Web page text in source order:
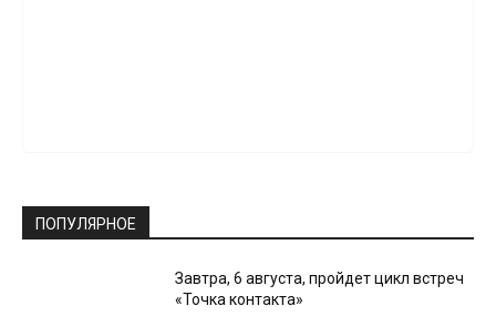
ПОПУЛЯРНОЕ
Завтра, 6 августа, пройдет цикл встреч
«Точка контакта»